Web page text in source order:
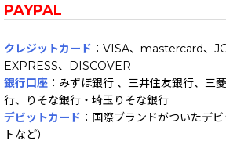
PAYPAL
クレジットカード ：VISA、mastercard、
EXPRESS、DISCOVER
銀行口座 ：みずほ銀行 、三井住友銀行、三
行、りそな銀行・埼玉りそな銀行
デビットカード ：国際ブランドがついたデ
トなど）